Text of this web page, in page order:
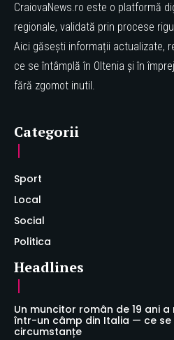
CraiovaNews.ro este o platformă
regionale, validată prin procese
Aici găsești informații actualizate,
ce se întâmplă în Oltenia și în
fără zgomot inutil.
Categorii
Sport
Local
Social
Politica
Headlines
Un muncitor român de 19 ani
într-un câmp din Italia — ce se
circumstanțe